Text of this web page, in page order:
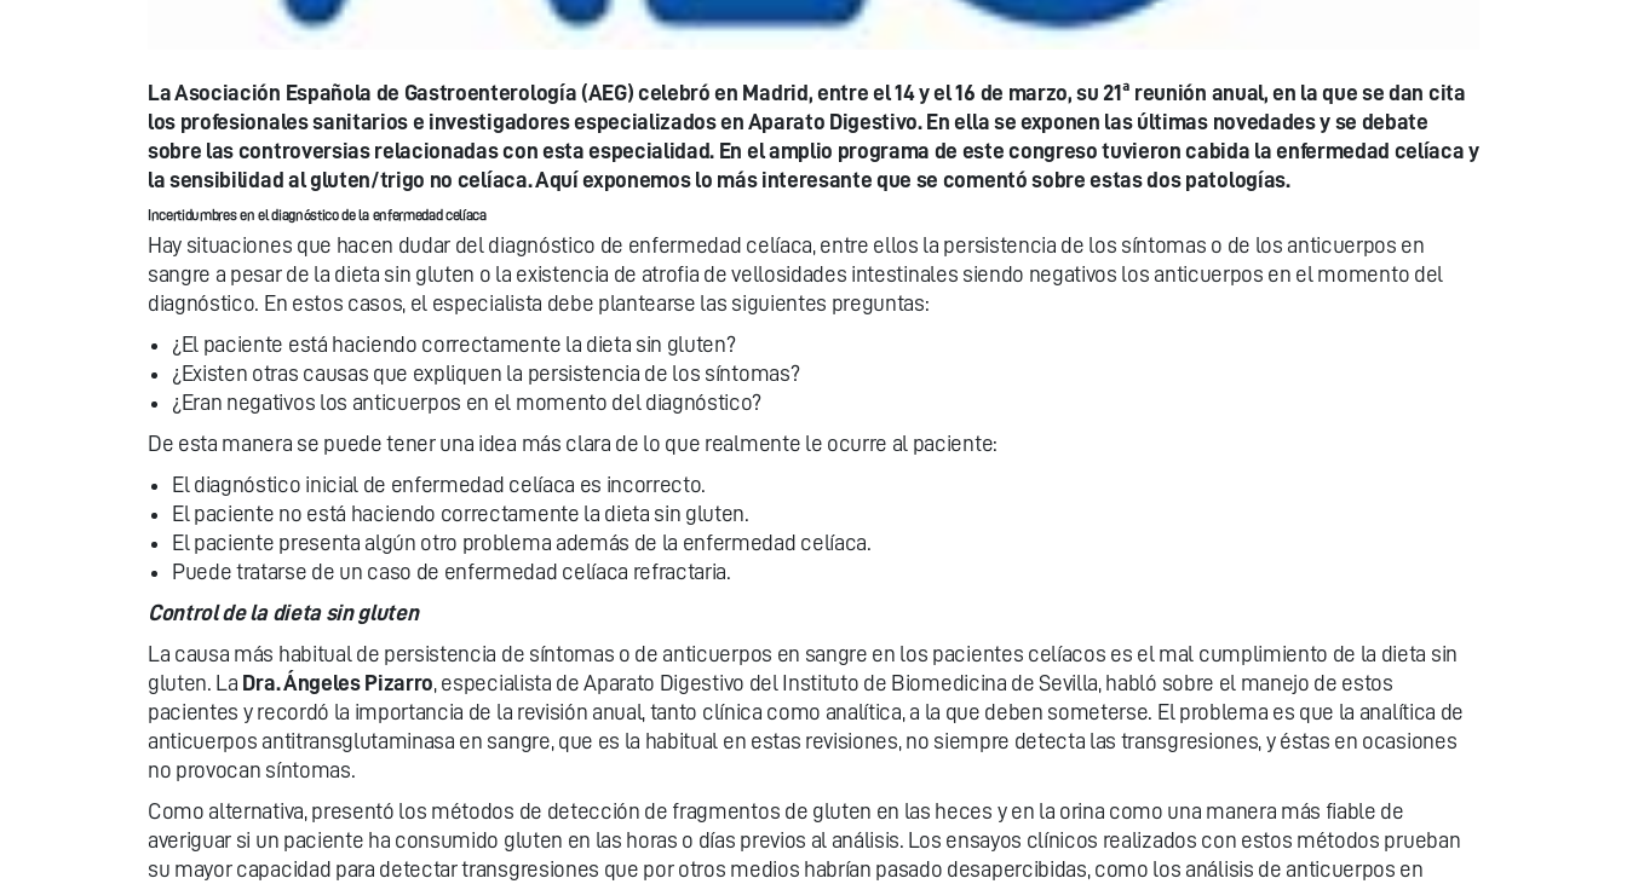
La Asociación Española de Gastroenterología (AEG) celebró en Madrid, entre el 14 y el 16 de marzo, su 21ª reunión anual, en la que se dan cita
los profesionales sanitarios e investigadores especializados en Aparato Digestivo. En ella se exponen las últimas novedades y se debate
sobre las controversias relacionadas con esta especialidad. En el amplio programa de este congreso tuvieron cabida la enfermedad celíaca y
la sensibilidad al gluten/trigo no celíaca. Aquí exponemos lo más interesante que se comentó sobre estas dos patologías.
Incertidumbres en el diagnóstico de la enfermedad celíaca
Hay situaciones que hacen dudar del diagnóstico de enfermedad celíaca, entre ellos la persistencia de los síntomas o de los anticuerpos en
sangre a pesar de la dieta sin gluten o la existencia de atrofia de vellosidades intestinales siendo negativos los anticuerpos en el momento del
diagnóstico. En estos casos, el especialista debe plantearse las siguientes preguntas:
¿El paciente está haciendo correctamente la dieta sin gluten?
¿Existen otras causas que expliquen la persistencia de los síntomas?
¿Eran negativos los anticuerpos en el momento del diagnóstico?
De esta manera se puede tener una idea más clara de lo que realmente le ocurre al paciente:
El diagnóstico inicial de enfermedad celíaca es incorrecto.
El paciente no está haciendo correctamente la dieta sin gluten.
El paciente presenta algún otro problema además de la enfermedad celíaca.
Puede tratarse de un caso de enfermedad celíaca refractaria.
Control de la dieta sin gluten
La causa más habitual de persistencia de síntomas o de anticuerpos en sangre en los pacientes celíacos es el mal cumplimiento de la dieta sin
gluten. La Dra. Ángeles Pizarro, especialista de Aparato Digestivo del Instituto de Biomedicina de Sevilla, habló sobre el manejo de estos
pacientes y recordó la importancia de la revisión anual, tanto clínica como analítica, a la que deben someterse. El problema es que la analítica de
anticuerpos antitransglutaminasa en sangre, que es la habitual en estas revisiones, no siempre detecta las transgresiones, y éstas en ocasiones
no provocan síntomas.
Como alternativa, presentó los métodos de detección de fragmentos de gluten en las heces y en la orina como una manera más fiable de
averiguar si un paciente ha consumido gluten en las horas o días previos al análisis. Los ensayos clínicos realizados con estos métodos prueban
su mayor capacidad para detectar transgresiones que por otros medios habrían pasado desapercibidas, como los análisis de anticuerpos en